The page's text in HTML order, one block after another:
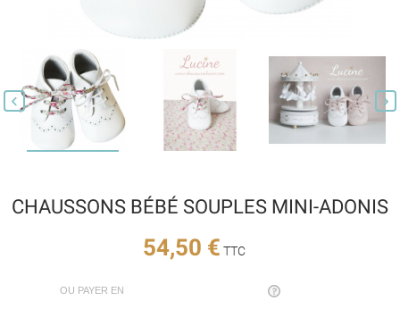
 
CHAUSSONS BÉBÉ SOUPLES MINI-ADONIS
54,50 € TTC
OU PAYER EN